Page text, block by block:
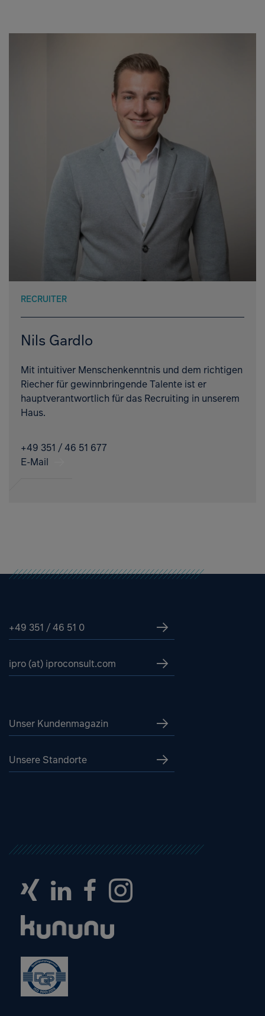
RECRUITER
Nils Gardlo
Mit intuitiver Menschenkenntnis und dem richtigen
Riecher für gewinnbringende Talente ist er
hauptverantwortlich für das Recruiting in unserem
Haus.
+49 351 / 46 51 677
E-Mail
+49 351 / 46 51 0
ipro (at) iproconsult.com
Unser Kundenmagazin
Unsere Standorte